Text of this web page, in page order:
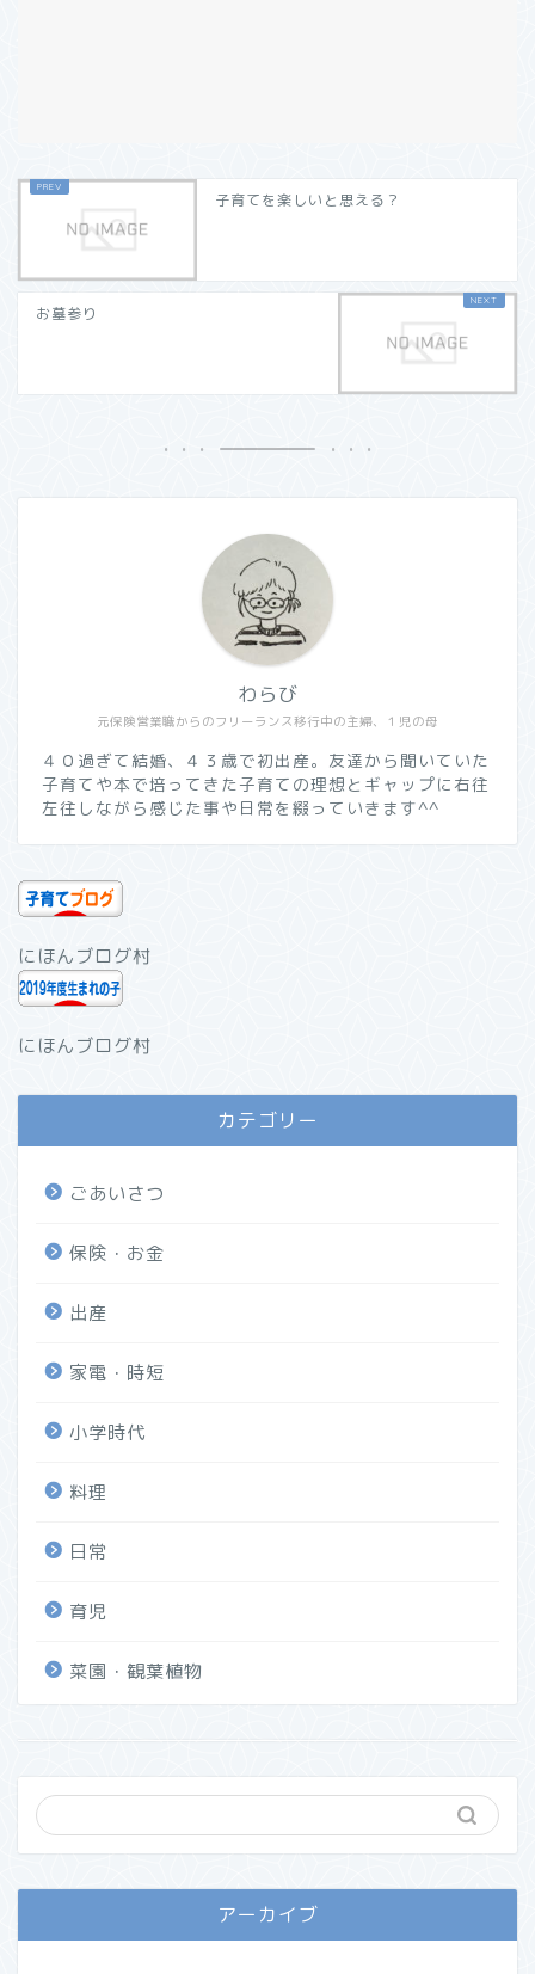
子育てを楽しいと思える？
お墓参り
元保険営業職からのフリーランス移行中の主婦、１児の母
わらび
４０過ぎて結婚、４３歳で初出産。友達から聞いていた
子育てや本で培ってきた子育ての理想とギャップに右往
左往しながら感じた事や日常を綴っていきます^^
にほんブログ村
にほんブログ村
カテゴリー
ごあいさつ
保険・お金
出産
家電・時短
小学時代
料理
日常
育児
菜園・観葉植物
アーカイブ